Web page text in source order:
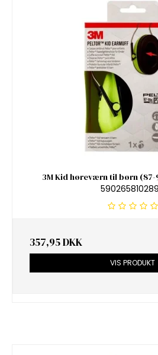
3M Kid høreværn til børn
357,95 DKK
VIS PRODUKT